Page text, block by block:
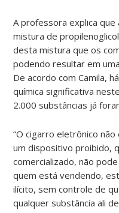
A professora explica que
mistura de
desta mistura que os
podendo resultar em
De acordo com Camila,
química significativa
2.000 substâncias já
“O cigarro eletrônico
um dispositivo proibido,
comercializado, não
quem está vendendo,
ilícito, sem controle de
qualquer substância ali